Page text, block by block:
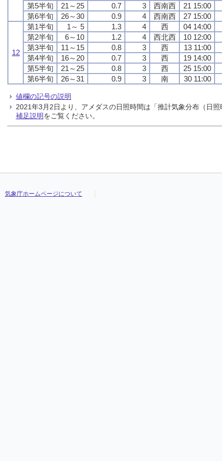
第5半旬
21～25 0.7 3 西南西
21 15:00
第6半旬
26～30 0.9 4 西南西 27 15:00
12
第1半旬 1～ 5 1.3 4 西
04 14:00
第2半旬
6～10 1.2 4 西北西
10 12:00
第3半旬
11～15 0.8 3 西
13 11:00
第4半旬
16～20 0.7 3 西
19 14:00
第5半旬
21～25 0.8 3 西
25 15:00
第6半旬
26～31 0.9 3 南 30 11:00
値欄の記号の説明
2021年3月2日より、アメダスの日照時間は「推計気象分布（日
補足説明をご覧ください。
気象庁ホームページについて